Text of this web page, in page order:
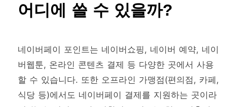
어디에 쓸 수 있을까?
네이버페이 포인트는 네이버쇼핑, 네이버 예약, 네이
버웹툰, 온라인 콘텐츠 결제 등 다양한 곳에서 사용
할 수 있습니다. 또한 오프라인 가맹점(편의점, 카페,
식당 등)에서도 네이버페이 결제를 지원하는 곳이라